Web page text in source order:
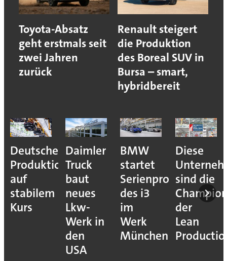
Toyota-Absatz
geht erstmals seit
zwei Jahren
zurück
Renault steigert
die Produktion
des Boreal SUV in
Bursa – smart,
hybridbereit
Deutsche
Produktion
auf
stabilem
Kurs
Daimler
Truck
baut
neues
Lkw-
Werk in
den
USA
BMW
startet
Serienproduktion
des i3
im
Werk
München
Diese
sind die
der
Lean